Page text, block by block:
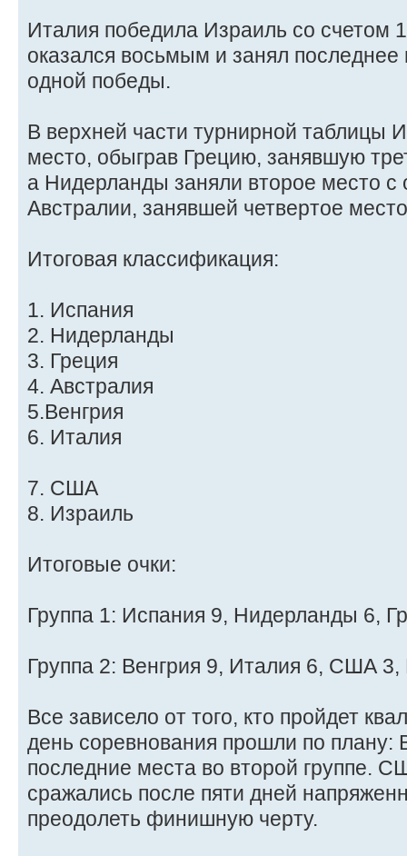
Италия победила Израиль со счетом
оказался восьмым и занял
одной победы.
В верхней части турнирной таблицы
место, обыграв Грецию, занявшую
а Нидерланды заняли второе место с
Австралии, занявшей четвертое
Итоговая классификация:
1. Испания
2. Нидерланды
3. Греция
4. Австралия
5.Венгрия
6. Италия
7. США
8. Израиль
Итоговые очки:
Группа 1: Испания 9, Нидерланды 6,
Группа 2: Венгрия 9, Италия 6, США 3,
Все зависело от того, кто пройдет
день соревнования прошли по плану:
последние места во второй группе.
сражались после пяти дней
преодолеть финишную черту.